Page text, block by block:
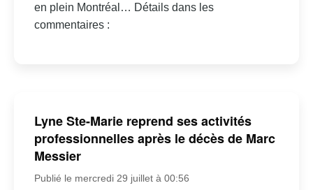
en plein Montréal… Détails dans les
commentaires :
Lyne Ste-Marie reprend ses activités
professionnelles après le décès de Marc
Messier
Publié le mercredi 29 juillet à 00:56